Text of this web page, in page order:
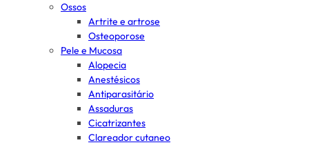
Ossos
Artrite e artrose
Osteoporose
Pele e Mucosa
Alopecia
Anestésicos
Antiparasitário
Assaduras
Cicatrizantes
Clareador cutaneo